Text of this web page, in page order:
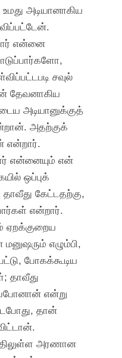
அடியானாகிய
என்னை
சவுல்
தேவனாகிய
அடியானுக்குத்
அதற்குக்
என்றார்.
என்னையும் என்
ஒப்புக்
கேட்டதற்கு,
என்றார்.
ஏறக்குறைய
எழும்பி,
போகக்கூடிய
தாவீது
என்று
தான்
அரணான